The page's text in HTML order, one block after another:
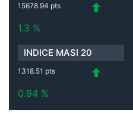
15678.94 pts
1.3 %
INDICE MASI 20
1318.51 pts
0.94 %